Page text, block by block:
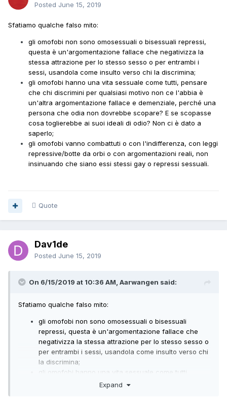
Posted June 15, 2019
Sfatiamo qualche falso mito:
gli omofobi non sono omosessuali o bisessuali repressi,
questa è un'argomentazione fallace che negativizza la
stessa attrazione per lo stesso sesso o per entrambi i
sessi, usandola come insulto verso chi la discrimina;
gli omofobi hanno una vita sessuale come tutti, pensare
che chi discrimini per qualsiasi motivo non ce l'abbia è
un'altra argomentazione fallace e demenziale, perché una
persona che odia non dovrebbe scopare? E se scopasse
cosa toglierebbe ai suoi ideali di odio? Non ci è dato a
saperlo;
gli omofobi vanno combattuti o con l'indifferenza, con leggi
repressive/botte da orbi o con argomentazioni reali, non
insinuando che siano essi stessi gay o repressi sessuali.
Quote
Dav1de
Posted June 15, 2019
On 6/15/2019 at 10:36 AM, Aarwangen said:
Sfatiamo qualche falso mito:
gli omofobi non sono omosessuali o bisessuali
repressi, questa è un'argomentazione fallace che
negativizza la stessa attrazione per lo stesso sesso o
per entrambi i sessi, usandola come insulto verso chi
la discrimina;
gli omofobi hanno una vita sessuale come tutti,
pensare che chi discrimini per qualsiasi motivo non
Expand